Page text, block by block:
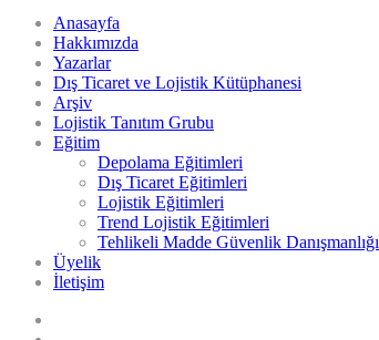
Anasayfa
Hakkımızda
Yazarlar
Dış Ticaret ve Lojistik Kütüphanesi
Arşiv
Lojistik Tanıtım Grubu
Eğitim
Depolama Eğitimleri
Dış Ticaret Eğitimleri
Lojistik Eğitimleri
Trend Lojistik Eğitimleri
Tehlikeli Madde Güvenlik Danışmanlığı
Üyelik
İletişim